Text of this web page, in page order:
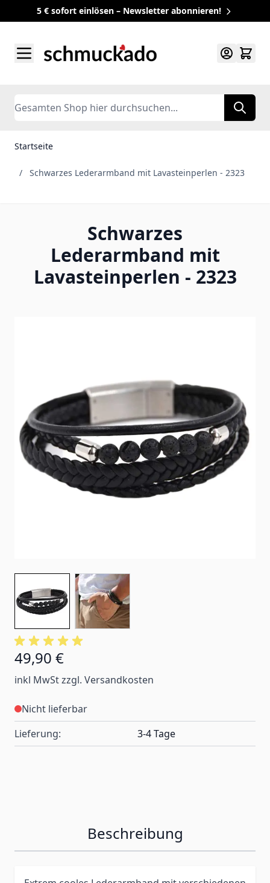
5 € sofort einlösen – Newsletter abonnieren!
Search
Startseite
/ Schwarzes Lederarmband mit Lavasteinperlen - 2323
Schwarzes
Lederarmband mit
Lavasteinperlen - 2323
49,90 €
inkl MwSt zzgl. Versandkosten
Nicht lieferbar
Lieferung:
3-4 Tage
Beschreibung